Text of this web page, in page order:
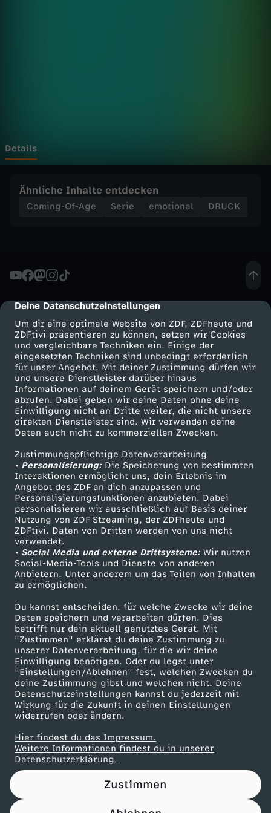
cmp-dialog-description
Deine Datenschutzeinstellungen
Um dir eine optimale Website von ZDF, ZDFheute und
ZDFtivi präsentieren zu können, setzen wir Cookies
und vergleichbare Techniken ein. Einige der
eingesetzten Techniken sind unbedingt erforderlich
für unser Angebot. Mit deiner Zustimmung dürfen wir
und unsere Dienstleister darüber hinaus
Informationen auf deinem Gerät speichern und/oder
abrufen. Dabei geben wir deine Daten ohne deine
Einwilligung nicht an Dritte weiter, die nicht unsere
direkten Dienstleister sind. Wir verwenden deine
Daten auch nicht zu kommerziellen Zwecken.
Zustimmungspflichtige Datenverarbeitung
• Personalisierung:Die Speicherung von bestimmten
Interaktionen ermöglicht uns, dein Erlebnis im
Angebot des ZDF an dich anzupassen und
Personalisierungsfunktionen anzubieten. Dabei
personalisieren wir ausschließlich auf Basis deiner
Nutzung von ZDF Streaming, der ZDFheute und
ZDFtivi. Daten von Dritten werden von uns nicht
verwendet.
• Social Media und externe Drittsysteme:Wir nutzen
Social-Media-Tools und Dienste von anderen
Anbietern. Unter anderem um das Teilen von Inhalten
zu ermöglichen.
Du kannst entscheiden, für welche Zwecke wir deine
Daten speichern und verarbeiten dürfen. Dies
betrifft nur dein aktuell genutztes Gerät. Mit
"Zustimmen" erklärst du deine Zustimmung zu
unserer Datenverarbeitung, für die wir deine
Einwilligung benötigen. Oder du legst unter
"Einstellungen/Ablehnen" fest, welchen Zwecken du
deine Zustimmung gibst und welchen nicht. Deine
Datenschutzeinstellungen kannst du jederzeit mit
Wirkung für die Zukunft in deinen Einstellungen
widerrufen oder ändern.
Hier findest du das Impressum.
Weitere Informationen findest du in unserer
Datenschutzerklärung.
Zustimmen
l
f
j
e
d
e
N
a
c
h
t
b
e
i
i
h
m
-
D
R
Details
Ähnliche Inhalte entdecken
Coming-Of-Age Serie emotional DRUCK
Mehr ZDF
ZDF-Apps
Smart TV
ZDFtext
Livestreams
Sendungen A-Z
TV-Programm
Service
ZDFmitreden
Kontakt zum ZDF
Tickets
Zuschauerservice
Hilfe
ZDF Unternehmen
Karriere
ZDF goes Schule
Werbefernsehen
Mainzelmännchen
Partner